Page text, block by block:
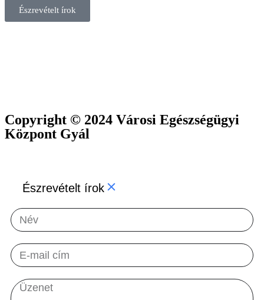
Észrevételt írok
Copyright © 2024 Városi Egészségügyi
Központ Gyál
Észrevételt írok